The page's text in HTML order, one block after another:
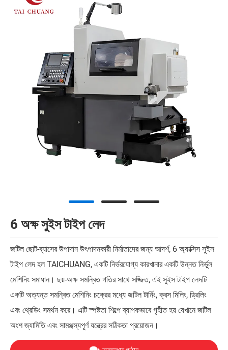
6 অক্ষ সুইস টাইপ লেদ
জটিল ছোট-ব্যাসের উপাদান উৎপাদনকারী নির্মাতাদের জন্য আদর্শ, 6 অ্যাক্সিস সুইস
টাইপ লেদ হল TAICHUANG, একটি নির্ভরযোগ্য কারখানার একটি উন্নত নির্ভুল
মেশিনিং সমাধান। ছয়-অক্ষ সমন্বিত গতির সাথে সজ্জিত, এই সুইস টাইপ লেদটি
একটি অত্যন্ত সমন্বিত মেশিনিং চক্রের মধ্যে জটিল টার্নিং, ক্রস মিলিং, ড্রিলিং
এবং থ্রেডিং সমর্থন করে। এটি স্পষ্টতা শিল্পে ব্যাপকভাবে গৃহীত হয় যেখানে জটিল
অংশ জ্যামিতি এবং সামঞ্জস্যপূর্ণ যন্ত্রের সঠিকতা প্রয়োজন।